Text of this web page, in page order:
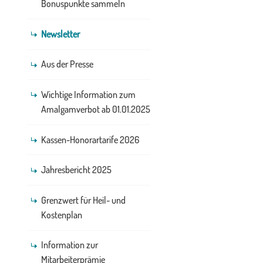
Bonuspunkte sammeln
Newsletter
Aus der Presse
Wichtige Information zum
Amalgamverbot ab 01.01.2025
Kassen-Honorartarife 2026
Jahresbericht 2025
Grenzwert für Heil- und
Kostenplan
Information zur
Mitarbeiterprämie